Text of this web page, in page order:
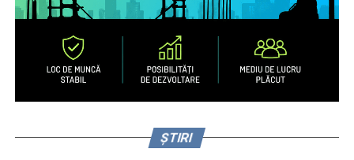
muncesc/trăiesc în alte state.
Servicii de informare şi consiliere pe teme psiho-
emoţionale şi juridice pentru 2.700 de părinţi români care
muncesc în alte state – prin intermediul secțiunii
interactive a site-ului
www.copiisinguriacasa.ro, liniei
telefonice dedicate, activităţi de informare și consiliere a
organizate în mediul rural și urban mic.
ȘTIRI